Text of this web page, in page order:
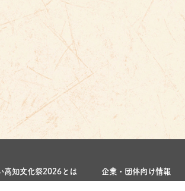
高知文化祭2026とは
企業・団体向け情報